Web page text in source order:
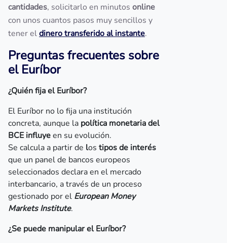
cantidades, solicitarlo en minutos online
con unos cuantos pasos muy sencillos y
tener eldinero transferido al instante.
Preguntas frecuentes sobre
el Euríbor
¿Quién fija el Euríbor?
El Euríbor no lo fija una institución
concreta, aunque la política monetaria del
BCE influyeen su evolución.
Se calcula a partir de los tipos de interés
que un panel de bancos europeos
seleccionados declara en el mercado
interbancario, a través de un proceso
gestionado por el European Money
Markets Institute.
¿Se puede manipular el Euríbor?